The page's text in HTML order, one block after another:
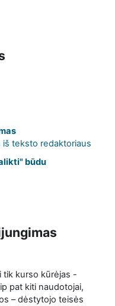
iš teksto redaktoriaus
būdu
tik kurso kūrėjas -
pat kiti naudotojai,
– dėstytojo teisės